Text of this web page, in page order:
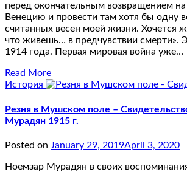
перед окончательным возвращением
Венецию и провести там хотя бы одну
считанных весен моей жизни. Хочется
что живешь… в предчувствии смерти».
1914 года. Первая мировая война уже…
Read More
История
Резня в Мушском поле –
Мурадян 1915 г.
Posted on January 29, 2019April 3, 2020
Ноемзар Мурадян в своих